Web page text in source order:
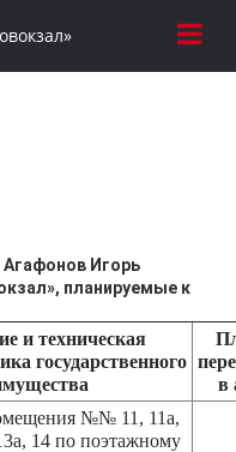
Агафонов Игорь
планируемые к
и техническая
государственного
в
№№ 11, 11а,
14 по поэтажному